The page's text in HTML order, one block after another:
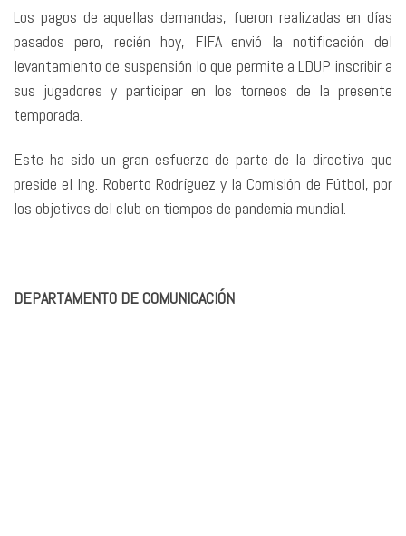
Los pagos de aquellas demandas, fueron realizadas en días
pasados pero, recién hoy, FIFA envió la notificación del
levantamiento de suspensión lo que permite a LDUP inscribir a
sus jugadores y participar en los torneos de la presente
temporada.
Este ha sido un gran esfuerzo de parte de la directiva que
preside el Ing. Roberto Rodríguez y la Comisión de Fútbol, por
los objetivos del club en tiempos de pandemia mundial.
DEPARTAMENTO DE COMUNICACIÓN